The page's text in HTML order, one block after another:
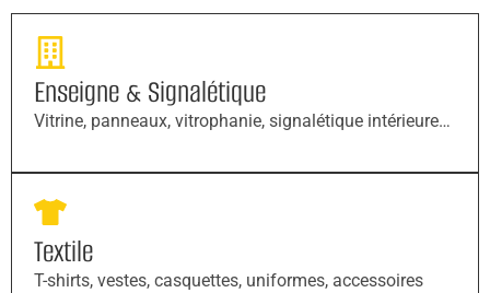
Enseigne & Signalétique
Vitrine, panneaux, vitrophanie, signalétique intérieure…
Textile
T-shirts, vestes, casquettes, uniformes, accessoires